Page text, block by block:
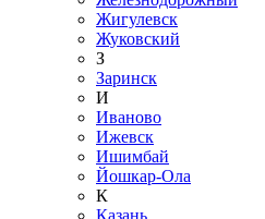
Жигулевск
Жуковский
З
Заринск
И
Иваново
Ижевск
Ишимбай
Йошкар-Ола
К
Казань